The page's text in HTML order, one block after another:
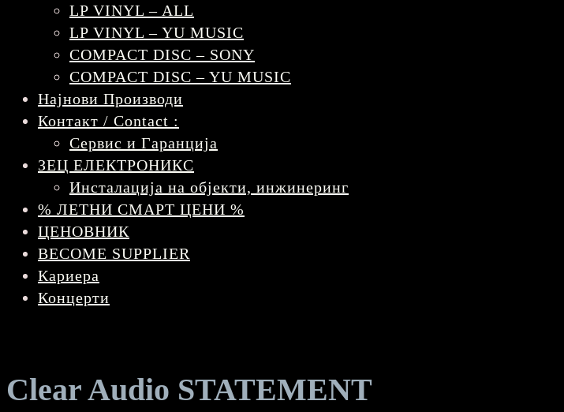
LP VINYL – ALL
LP VINYL – YU MUSIC
COMPACT DISC – SONY
COMPACT DISC – YU MUSIC
Најнови Производи
Контакт / Contact :
Сервис и Гаранција
ЗЕЦ ЕЛЕКТРОНИКС
Инсталација на објекти, инжинеринг
% ЛЕТНИ СМАРТ ЦЕНИ %
ЦЕНОВНИК
BECOME SUPPLIER
Кариера
Концерти
Clear Audio STATEMENT